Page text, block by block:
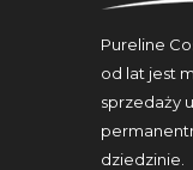
Pureline
od lat jest
sprzedaży
dziedzinie.